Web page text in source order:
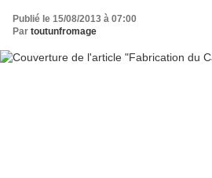
Publié le 15/08/2013 à 07:00
Par toutunfromage